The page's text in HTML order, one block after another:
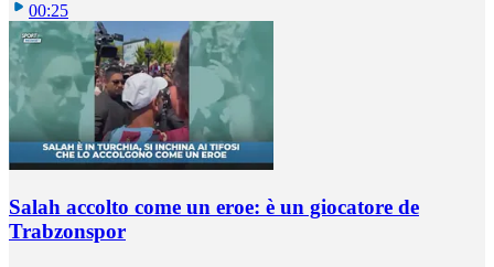
00:25
Salah accolto come un eroe: è un giocatore de
Trabzonspor